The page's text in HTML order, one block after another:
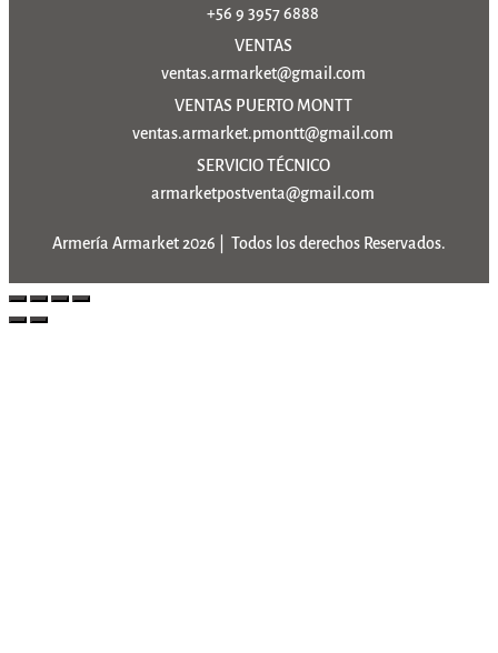
+56 9 3957 6888
VENTAS
ventas.armarket@gmail.com
VENTAS PUERTO MONTT
ventas.armarket.pmontt@gmail.com
SERVICIO TÉCNICO
armarketpostventa@gmail.com
Armería Armarket 2026 | Todos los derechos Reservados.